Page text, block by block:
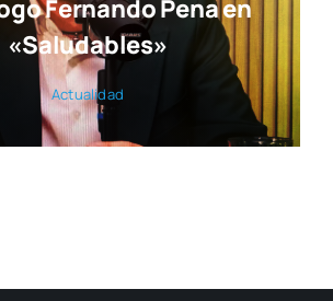
| Todos los dere­chos reser­va­dos | Powe­
red byinge­nia.